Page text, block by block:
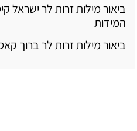
ביאור מילות זרות לר ישראל
המידות
ביאור מילות זרות לר ברוך